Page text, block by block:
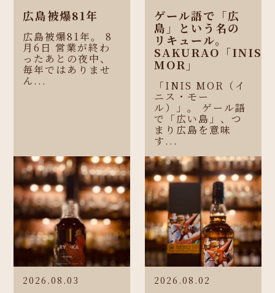
広島被爆81年
広島被爆81年。 8
月6日 営業が終わ
ったあとの夜中、
毎年ではありませ
ん...
ゲール語で「広
島」という名の
リキュール。
SAKURAO「INIS
MOR」
「INIS MOR（イ
ニス・モー
ル）」。 ゲール語
で「広い島」、つ
まり広島を意味
す...
2026.08.03 2026.08.02